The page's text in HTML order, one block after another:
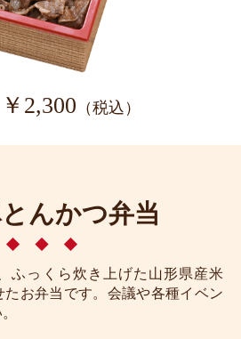
2,300 （税込）
んかつ弁当
ふっくら炊き上げた山形県産米
たお弁当です。会議や各種イベン